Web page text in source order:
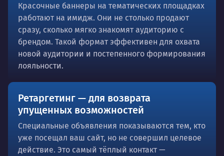
Красочные баннеры на тематических площадках
работают на имидж. Они не столько продают
сразу, сколько мягко знакомят аудиторию с
брендом. Такой формат эффективен для охвата
новой аудитории и постепенного формирования
лояльности.
Ретаргетинг — для возврата
упущенных возможностей
Специальные объявления показываются тем, кто
уже посещал ваш сайт, но не совершил целевое
действие. Это самый тёплый контакт —